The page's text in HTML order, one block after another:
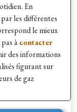
En
les différentes
le mieux
àcontacter
des informations
figurant sur
de gaz